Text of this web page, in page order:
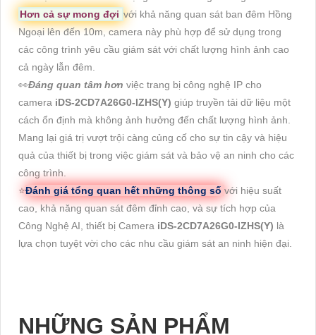
Hơn cả sự mong đợi với khả năng quan sát ban đêm Hồng
Ngoại lên đến 10m, camera này phù hợp để sử dụng trong
các công trình yêu cầu giám sát với chất lượng hình ảnh cao
cả ngày lẫn đêm.
️👀Đáng quan tâm hơn việc trang bị công nghệ IP cho
camera iDS-2CD7A26G0-IZHS(Y) giúp truyền tải dữ liệu một
cách ổn định mà không ảnh hưởng đến chất lượng hình ảnh.
Mang lại giá trị vượt trội càng củng cố cho sự tin cậy và hiệu
quả của thiết bị trong việc giám sát và bảo vệ an ninh cho các
công trình.
⭐Đánh giá tổng quan hết những thông số với hiệu suất
cao, khả năng quan sát đêm đỉnh cao, và sự tích hợp của
Công Nghệ AI, thiết bị Camera iDS-2CD7A26G0-IZHS(Y) là
lựa chọn tuyệt vời cho các nhu cầu giám sát an ninh hiện đại.
NHỮNG SẢN PHẨM